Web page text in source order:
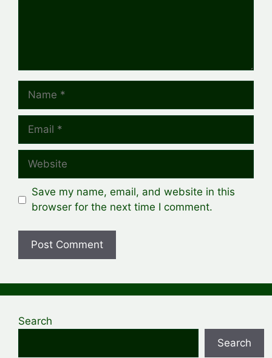
Name
Email
Website
Save my name, email, and website in this
browser for the next time I comment.
Search
Search